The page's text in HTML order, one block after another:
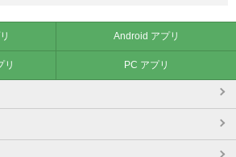
Android アプリ
リ PC アプリ